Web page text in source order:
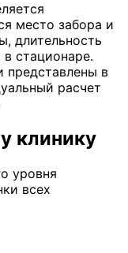
место забора и
длительность
стационаре.
представлены в
расчет
клинику
уровня
всех